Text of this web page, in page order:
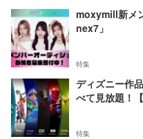
moxymill新メ
nex7」
特集
ディズニー作
べて見放題！【
特集